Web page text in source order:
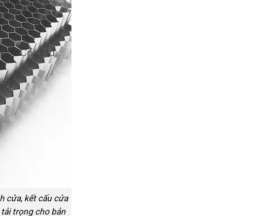
cửa, kết cấu cửa
trọng cho bản